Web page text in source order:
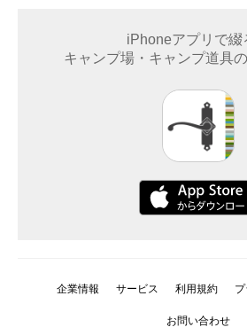
iPhoneアプリで綴
キャンプ場・キャンプ道具
企業情報 サービス 利用規約
お問い合わせ